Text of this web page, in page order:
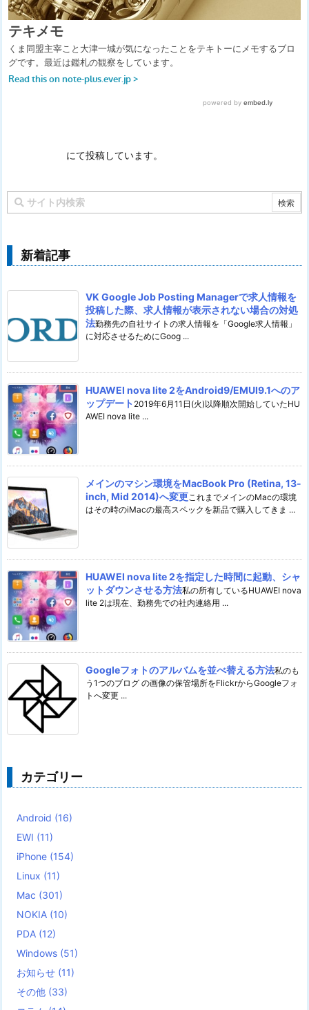
にて投稿しています。
新着記事
VK Google Job Posting Managerで求人情報を
投稿した際、求人情報が表示されない場合の対処
法勤務先の自社サイトの求人情報を「Google求人情報」
に対応させるためにGoog ...
HUAWEI nova lite 2をAndroid9/EMUI9.1へのア
ップデート 2019年6月11日(火)以降順次開始していたHU
AWEI nova lite ...
メインのマシン環境をMacBook Pro (Retina, 13-
inch, Mid 2014)へ変更これまでメインのMacの環境
はその時のiMacの最高スペックを新品で購入してきま ...
HUAWEI nova lite 2を指定した時間に起動、シャ
ットダウンさせる方法私の所有しているHUAWEI nova
lite 2は現在、勤務先での社内連絡用 ...
Googleフォトのアルバムを並べ替える方法私のも
う1つのブログ の画像の保管場所をFlickrからGoogleフォ
トへ変更 ...
カテゴリー
Android (16)
EWI (11)
iPhone (154)
Linux (11)
Mac (301)
NOKIA (10)
PDA (12)
Windows (51)
お知らせ (11)
その他 (33)